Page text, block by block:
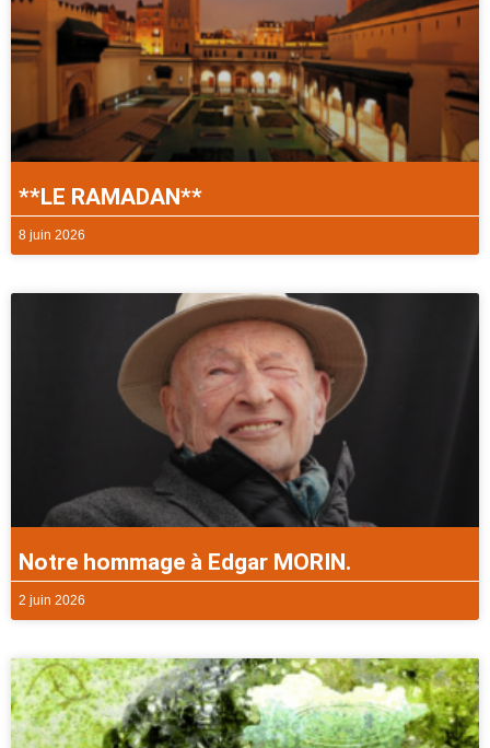
**LE RAMADAN**
8 juin 2026
Notre hommage à Edgar MORIN.
2 juin 2026